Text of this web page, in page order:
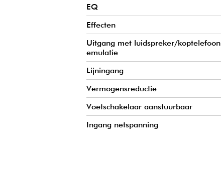
EQ
Effecten
Uitgang met luidspreker/koptelefoon
emulatie
Lijningang
Vermogensreductie
Voetschakelaar aanstuurbaar
Ingang netspanning